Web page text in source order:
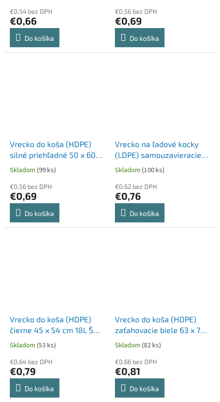
€0,54 bez DPH
€0,66
Do košíka
€0,56 bez DPH
€0,69
Do košíka
Vrecko do koša (HDPE)
silné priehľadné 50 x 60
cm 30L `M` [20 ks]
Skladom (99 ks)
€0,56 bez DPH
€0,69
Do košíka
Vrecko na ľadové kocky
(LDPE) samouzavieracie
pre 24 kociek [10 ks]
Skladom (100 ks)
€0,62 bez DPH
€0,76
Do košíka
Vrecko do koša (HDPE)
čierne 45 x 54 cm 18L `S`
[50 ks]
Skladom (53 ks)
€0,64 bez DPH
€0,79
Do košíka
Vrecko do koša (HDPE)
zaťahovacie biele 63 x 73
cm 60L `L` [10 ks]
Skladom (82 ks)
€0,66 bez DPH
€0,81
Do košíka